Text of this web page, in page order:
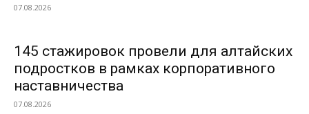
07.08.2026
145 стажировок провели для алтайских
подростков в рамках корпоративного
наставничества
07.08.2026